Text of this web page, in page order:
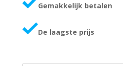
Gemakkelijk betalen
De laagste prijs